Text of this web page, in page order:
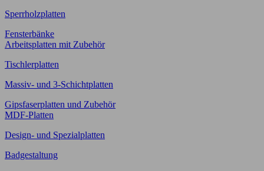
Sperrholzplatten
Fensterbänke
Arbeitsplatten mit Zubehör
Tischlerplatten
Massiv- und 3-Schichtplatten
Gipsfaserplatten und Zubehör
MDF-Platten
Design- und Spezialplatten
Badgestaltung